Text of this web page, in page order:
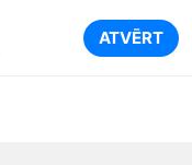
ATVĒRT